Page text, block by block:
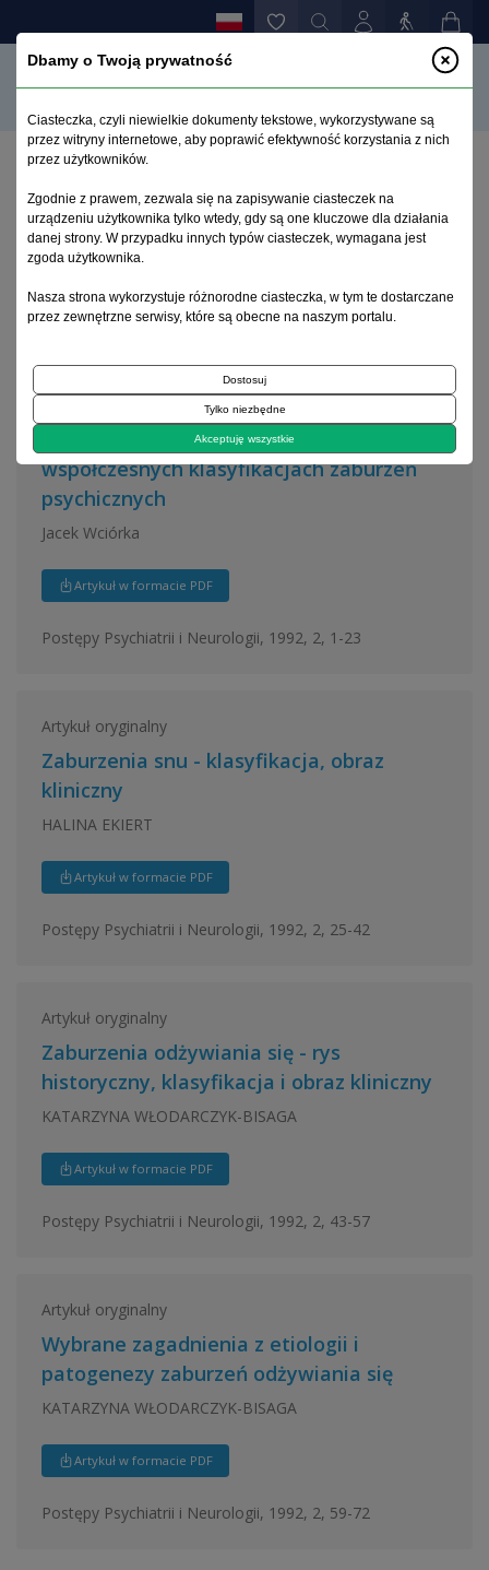
Archiwum 1992–2014
1993, tom 2, zeszyt 1
Podstawowe założenia i rozwiązania we
współczesnych klasyfikacjach zaburzeń
psychicznych
Jacek Wciórka
Artykuł w formacie PDF
Postępy Psychiatrii i Neurologii, 1992, 2, 1-23
Artykuł oryginalny
Zaburzenia snu - klasyfikacja, obraz
kliniczny
HALINA EKIERT
Artykuł w formacie PDF
Postępy Psychiatrii i Neurologii, 1992, 2, 25-42
Artykuł oryginalny
Zaburzenia odżywiania się - rys
historyczny, klasyfikacja i obraz kliniczny
KATARZYNA WŁODARCZYK-BISAGA
Artykuł w formacie PDF
Postępy Psychiatrii i Neurologii, 1992, 2, 43-57
Artykuł oryginalny
Wybrane zagadnienia z etiologii i
patogenezy zaburzeń odżywiania się
KATARZYNA WŁODARCZYK-BISAGA
Artykuł w formacie PDF
Postępy Psychiatrii i Neurologii, 1992, 2, 59-72
Dbamy o Twoją prywatność
Ciasteczka, czyli niewielkie dokumenty tekstowe, wykorzystywane są
przez witryny internetowe, aby poprawić efektywność korzystania z nich
przez użytkowników.
Zgodnie z prawem, zezwala się na zapisywanie ciasteczek na
urządzeniu użytkownika tylko wtedy, gdy są one kluczowe dla działania
danej strony. W przypadku innych typów ciasteczek, wymagana jest
zgoda użytkownika.
Nasza strona wykorzystuje różnorodne ciasteczka, w tym te dostarczane
przez zewnętrzne serwisy, które są obecne na naszym portalu.
Dostosuj
Tylko niezbędne
Akceptuję wszystkie